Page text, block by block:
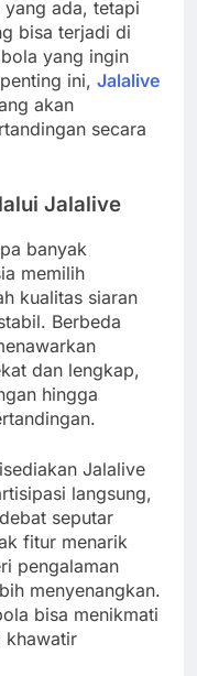
ada, tetapi
bisa terjadi di
yang ingin
ini, Jalalive
akan
secara
Jalalive
banyak
memilih
kualitas siaran
Berbeda
dan lengkap,
hingga
Jalalive
langsung,
seputar
fitur menarik
pengalaman
menyenangkan.
bisa menikmati
khawatir